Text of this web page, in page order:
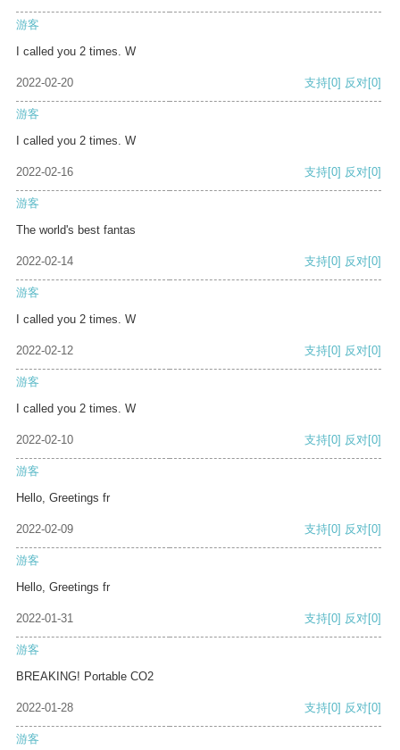
游客
I called you 2 times. W
2022-02-20 支持[0] 反对[0]
游客
I called you 2 times. W
2022-02-16 支持[0] 反对[0]
游客
The world's best fantas
2022-02-14 支持[0] 反对[0]
游客
I called you 2 times. W
2022-02-12 支持[0] 反对[0]
游客
I called you 2 times. W
2022-02-10 支持[0] 反对[0]
游客
Hello, Greetings fr
2022-02-09 支持[0] 反对[0]
游客
Hello, Greetings fr
2022-01-31 支持[0] 反对[0]
游客
BREAKING! Portable CO2
2022-01-28 支持[0] 反对[0]
游客